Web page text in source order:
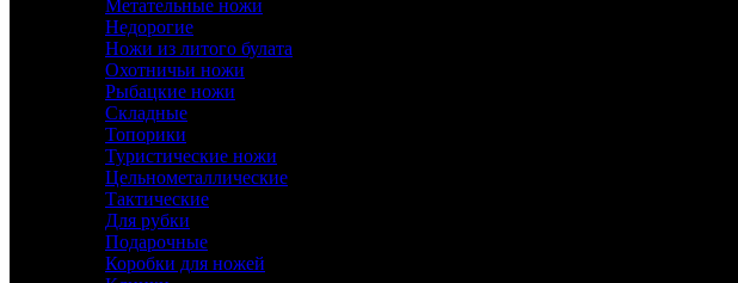
Метательные ножи
Недорогие
Ножи из литого булата
Охотничьи ножи
Рыбацкие ножи
Складные
Топорики
Туристические ножи
Цельнометаллические
Тактические
Для рубки
Подарочные
Коробки для ножей